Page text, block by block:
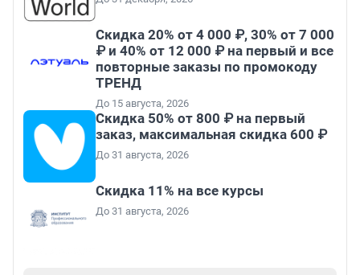
Скидка 20% от 4 000 ₽, 30% от 7 000
₽ и 40% от 12 000 ₽ на первый и все
повторные заказы по промокоду
ТРЕНД
До 15 августа, 2026
Скидка 50% от 800 ₽ на первый
заказ, максимальная скидка 600 ₽
До 31 августа, 2026
Скидка 11% на все курсы
До 31 августа, 2026